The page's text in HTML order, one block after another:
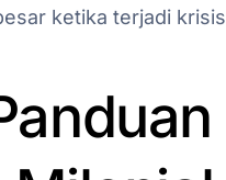
ketika terjadi